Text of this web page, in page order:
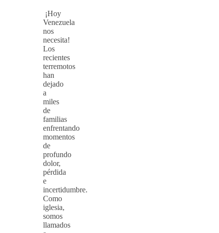
¡Hoy
Venezuela
nos
necesita!
Los
recientes
terremotos
han
dejado
a
miles
de
familias
enfrentando
momentos
de
profundo
dolor,
pérdida
e
incertidumbre.
Como
iglesia,
somos
llamados